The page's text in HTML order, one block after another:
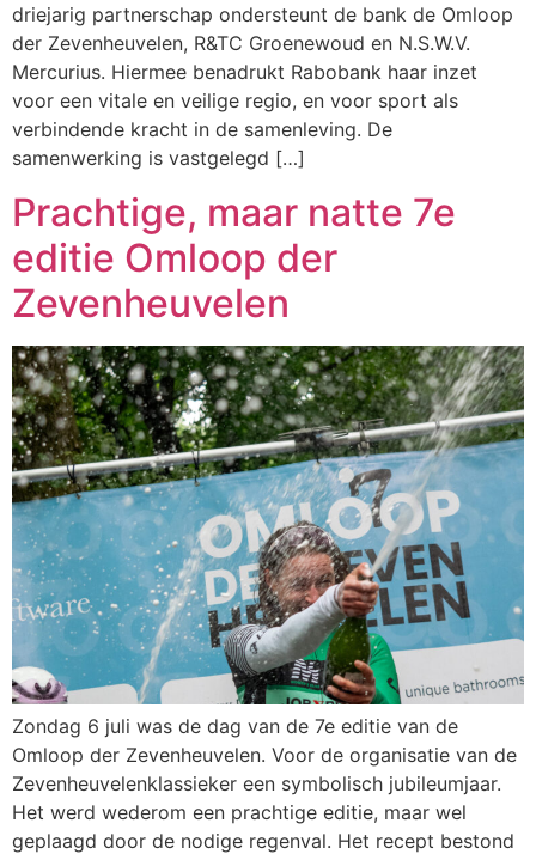
driejarig partnerschap ondersteunt de bank de Omloop
der Zevenheuvelen, R&TC Groenewoud en N.S.W.V.
Mercurius. Hiermee benadrukt Rabobank haar inzet
voor een vitale en veilige regio, en voor sport als
verbindende kracht in de samenleving. De
samenwerking is vastgelegd […]
Prachtige, maar natte 7e
editie Omloop der
Zevenheuvelen
Zondag 6 juli was de dag van de 7e editie van de
Omloop der Zevenheuvelen. Voor de organisatie van de
Zevenheuvelenklassieker een symbolisch jubileumjaar.
Het werd wederom een prachtige editie, maar wel
geplaagd door de nodige regenval. Het recept bestond